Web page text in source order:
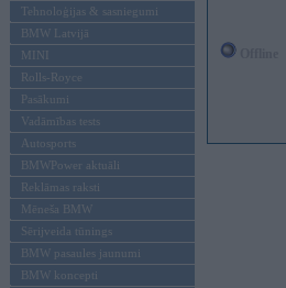
Tehnoloģijas & sasniegumi
BMW Latvijā
MINI
Rolls-Royce
Pasākumi
Vadāmības tests
Autosports
BMWPower aktuāli
Reklāmas raksti
Mēneša BMW
Sērijveida tūnings
BMW pasaules jaunumi
BMW koncepti